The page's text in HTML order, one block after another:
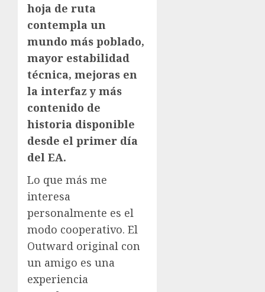
hoja de ruta
contempla un
mundo más poblado,
mayor estabilidad
técnica, mejoras en
la interfaz y más
contenido de
historia disponible
desde el primer día
del EA.
Lo que más me
interesa
personalmente es el
modo cooperativo. El
Outward original con
un amigo es una
experiencia